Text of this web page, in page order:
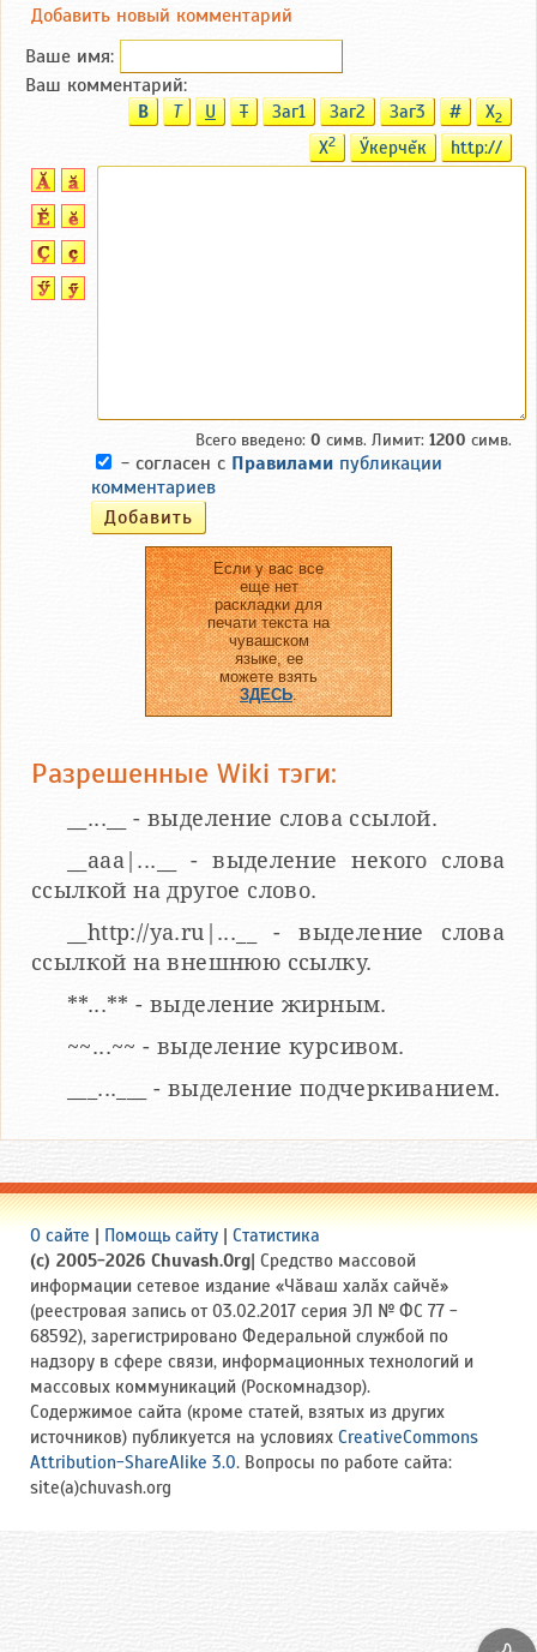
Добавить новый комментарий
Ваше имя:
Ваш комментарий:
B T U T Заг1 Заг2 Заг3 # X2
X2 Ӳкерчĕк http://
Всего введено: 0 симв. Лимит: 1200 симв.
- согласен с Правилами публикации
комментариев
Если у вас все
еще нет
раскладки для
печати текста на
чувашском
языке, ее
можете взять
ЗДЕСЬ.
Разрешенные Wiki тэги:
__...__ - выделение слова ссылой.
__aaa|...__ - выделение некого слова
ссылкой на другое слово.
__http://ya.ru|...__ - выделение слова
ссылкой на внешнюю ссылку.
**...** - выделение жирным.
~~...~~ - выделение курсивом.
___...___ - выделение подчеркиванием.
О сайте | Помощь сайту | Статистика
(c) 2005-2026 Chuvash.Org| Средство массовой
информации сетевое издание «Чӑваш халӑх сайчӗ»
(реестровая запись от 03.02.2017 серия ЭЛ № ФС 77 -
68592), зарегистрировано Федеральной службой по
надзору в сфере связи, информационных технологий и
массовых коммуникаций (Роскомнадзор).
Содержимое сайта (кроме статей, взятых из других
источников) публикуется на условиях CreativeCommons
Attribution-ShareAlike 3.0. Вопросы по работе сайта:
site(a)chuvash.org